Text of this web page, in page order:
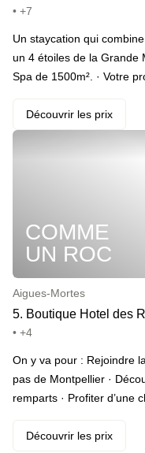
• +7
Un staycation qui
un 4 étoiles de la Grande
Spa de 1500m². · Votre
(en saison estivale),
jacuzzi. En fin de
Découvrir les prix
COMME
UN ROC
Aigues-Mortes
5. Boutique Hotel des
• +4
On y va pour : Rejoindre
pas de Montpellier ·
remparts · Profiter d’une
ronde · Privatiser
Découvrir les prix